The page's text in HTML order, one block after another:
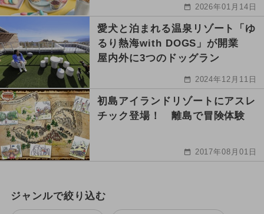
2026年01月14日
愛犬と泊まれる温泉リゾート「ゆ
るり熱海with DOGS」が開業
屋内外に3つのドッグラン
2024年12月11日
初島アイランドリゾートにアスレ
チック登場！ 離島で冒険体験
2017年08月01日
ジャンルで絞り込む